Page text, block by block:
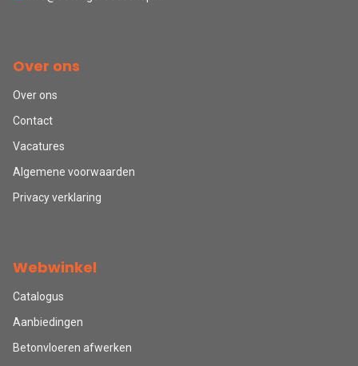
Over ons
Over ons
Contact
Vacatures
Algemene voorwaarden
Privacy verklaring
Webwinkel
Catalogus
Aanbiedingen
Betonvloeren afwerken